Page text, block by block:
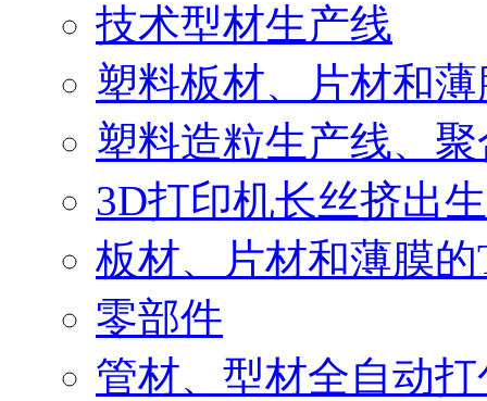
技术型材生产线
塑料板材、片材和
塑料造粒生产线、
3D打印机长丝挤出
板材、片材和薄膜
零部件
管材、型材全自动